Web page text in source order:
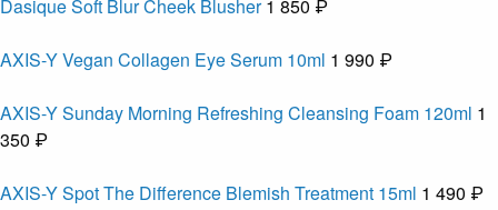
Dasique Soft Blur Cheek Blusher 1 850 ₽
AXIS-Y Vegan Collagen Eye Serum 10ml 1 990 ₽
AXIS-Y Sunday Morning Refreshing Cleansing Foam 120ml 1
350 ₽
AXIS-Y Spot The Difference Blemish Treatment 15ml 1 490 ₽